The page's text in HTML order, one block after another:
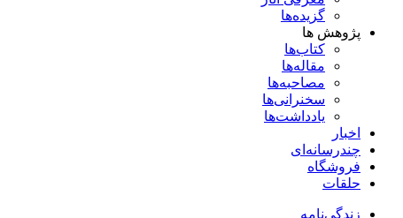
گزیده‌ها
پژوهش ها
کتاب‌ها
مقاله‌ها
مصاحبه‌ها
سخنرانی‌ها
یادداشت‌ها
اخبار
چندرسانه‌ای
فروشگاه
حلقات
زندگی‌نامه